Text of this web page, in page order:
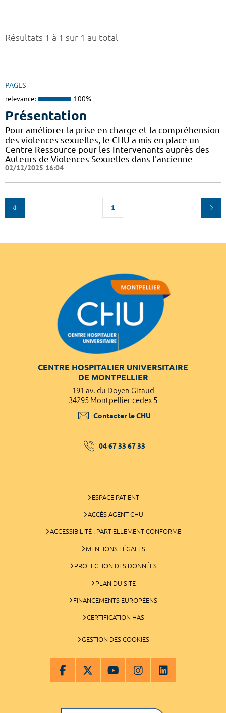
Résultats 1 à 1 sur 1 au total
PAGES
relevance: 100%
Présentation
Pour améliorer la prise en charge et la compréhension
des violences sexuelles, le CHU a mis en place un
Centre Ressource pour les Intervenants auprès des
Auteurs de Violences Sexuelles dans l'ancienne
02/12/2025 16:04
1
CENTRE HOSPITALIER UNIVERSITAIRE
DE MONTPELLIER
191 av. du Doyen Giraud
34295 Montpellier cedex 5
Contacter le CHU
04 67 33 67 33
ESPACE PATIENT
ACCÈS AGENT CHU
ACCESSIBILITÉ : PARTIELLEMENT CONFORME
MENTIONS LÉGALES
PROTECTION DES DONNÉES
PLAN DU SITE
FINANCEMENTS EUROPÉENS
CERTIFICATION HAS
GESTION DES COOKIES